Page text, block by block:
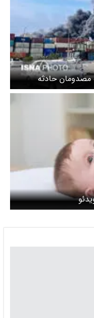
به مصدومان حادثه